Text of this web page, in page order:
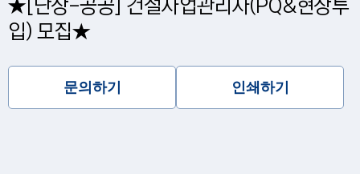
★[단장-공공] 건설사업관리자(PQ&현장투
입) 모집★
문의하기 인쇄하기